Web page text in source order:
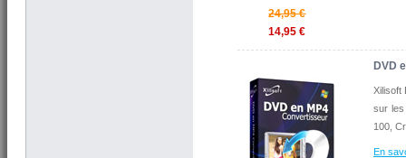
24,95 €
14,95 €
DVD
Xilisoft
sur les
100,
En